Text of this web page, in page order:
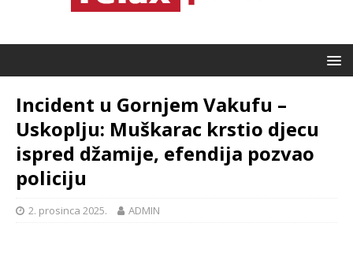
Incident u Gornjem Vakufu –
Uskoplju: Muškarac krstio djecu
ispred džamije, efendija pozvao
policiju
2. prosinca 2025. ADMIN